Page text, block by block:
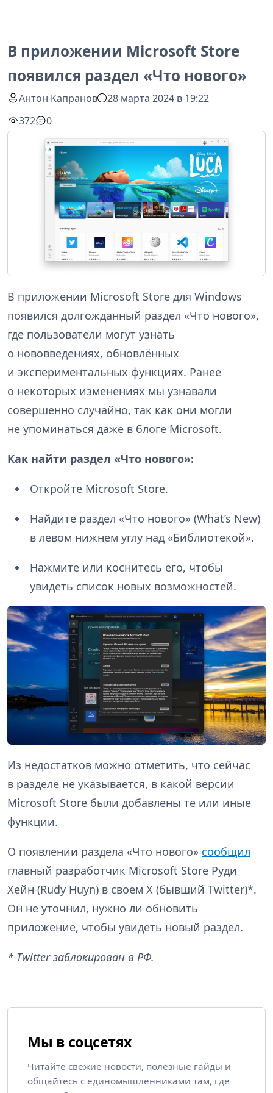
В приложении Microsoft Store
появился раздел «Что нового»
Антон Капранов
28 марта 2024 в 19:22
372
0
В приложении Microsoft Store для Windows
появился долгожданный раздел «Что нового»,
где пользователи могут узнать
о нововведениях, обновлённых
и экспериментальных функциях. Ранее
о некоторых изменениях мы узнавали
совершенно случайно, так как они могли
не упоминаться даже в блоге Microsoft.
Как найти раздел «Что нового»:
Откройте Microsoft Store.
Найдите раздел «Что нового» (What’s New)
в левом нижнем углу над «Библиотекой».
Нажмите или коснитесь его, чтобы
увидеть список новых возможностей.
Из недостатков можно отметить, что сейчас
в разделе не указывается, в какой версии
Microsoft Store были добавлены те или иные
функции.
О появлении раздела «Что нового» сообщил
главный разработчик Microsoft Store Руди
Хейн (Rudy Huyn) в своём X (бывший Twitter)*.
Он не уточнил, нужно ли обновить
приложение, чтобы увидеть новый раздел.
* Twitter заблокирован в РФ.
Мы в соцсетях
Читайте свежие новости, полезные гайды и
общайтесь с единомышленниками там, где